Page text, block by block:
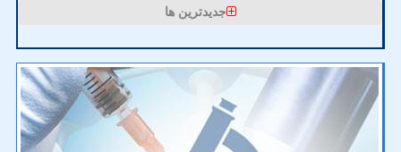
جدیدترین ها